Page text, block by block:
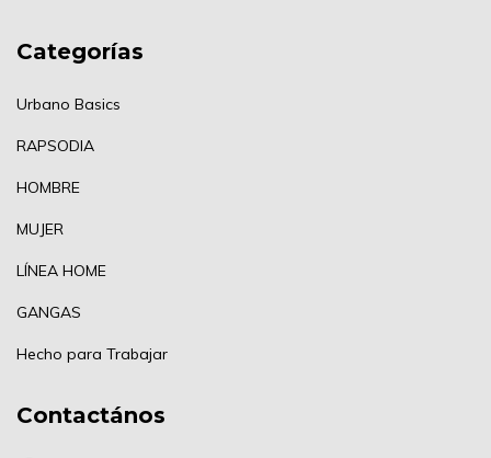
Categorías
Urbano Basics
RAPSODIA
HOMBRE
MUJER
LÍNEA HOME
GANGAS
Hecho para Trabajar
Contactános